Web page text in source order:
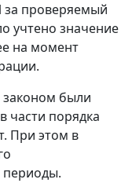
проверяемый
учтено значение
на момент
были
части порядка
При этом в
периоды.